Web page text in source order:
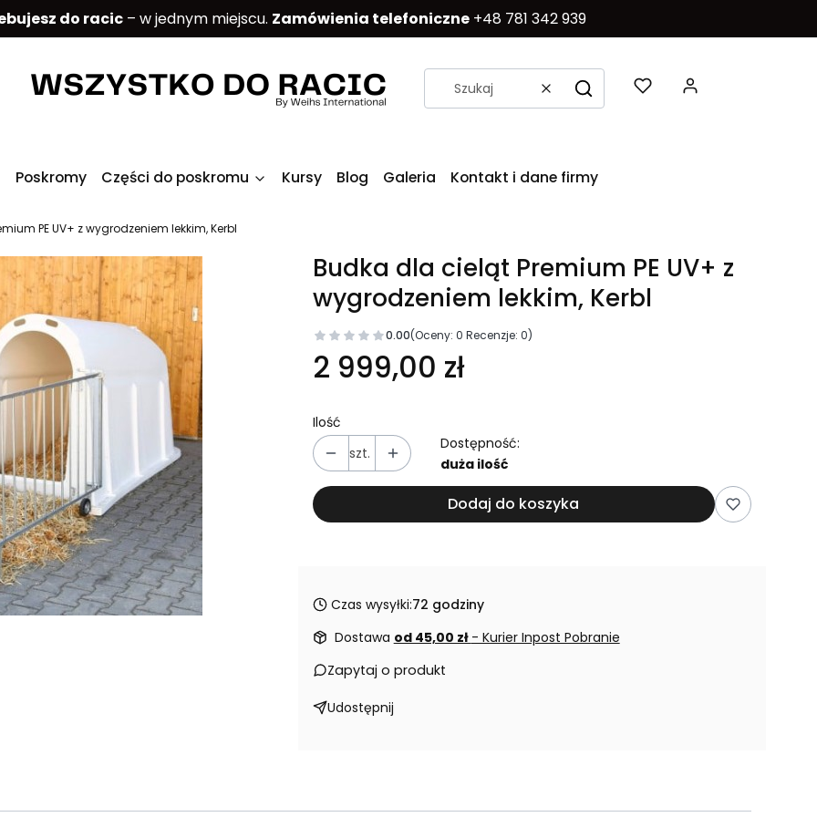
do racic – w jednym miejscu. Zamówienia telefoniczne +48 781 342 939
WyczyśćSzukaj
Poskromy Części do poskromu Kursy Blog Galeria Kontakt i dane firmy
PE UV+ z wygrodzeniem lekkim, Kerbl
Budka dla cieląt Premium PE UV+ z
wygrodzeniem lekkim, Kerbl
0.00(Oceny: 0 Recenzje: 0)
2 999,00 zł
Ilość
szt.
Dostępność:
duża ilość
Dodaj do koszyka
Czas wysyłki:72 godziny
Dostawa od 45,00 zł - Kurier Inpost Pobranie
Zapytaj o produkt
Udostępnij